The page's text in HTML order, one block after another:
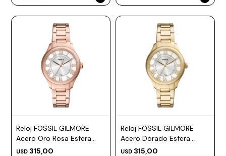
Reloj FOSSIL GILMORE
Acero Oro Rosa Esfera
38mm
USD 315,00
Reloj FOSSIL GILMORE
Acero Dorado Esfera
38mm
USD 315,00
Kaweco